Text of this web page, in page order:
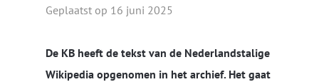
Geplaatst op 16 juni 2025
De KB heeft de tekst van de Nederlandstalige
Wikipedia opgenomen in het archief. Het gaat